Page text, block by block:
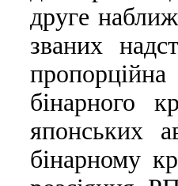
друге
званих
бiнарного
японських
бiнарному